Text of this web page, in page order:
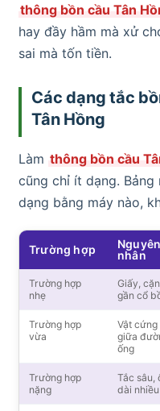
thông bồn cầu Tân
hay đầy hầm mà xử
sai mà tốn tiền.
Các dạng tắc
Tân Hồng
Làm thông bồn cầu
cũng chỉ ít dạng.
dạng bằng máy nào,
Trường hợp
Nguyên
nhân
Trường hợp
nhẹ
Giấy,
gần cổ
Trường hợp
vừa
Vật cứng
giữa
ống
Trường hợp
nặng
Tắc sâu,
dài